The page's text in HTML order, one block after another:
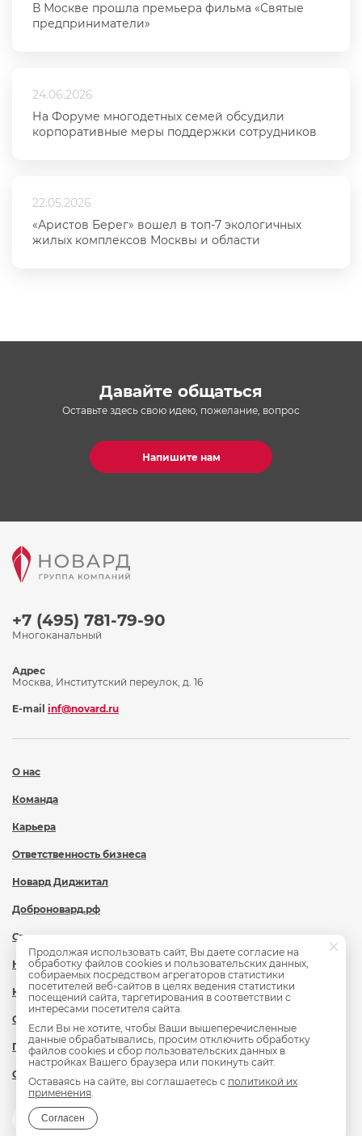
В Москве прошла премьера фильма «Святые
предприниматели»
24.06.2026
На Форуме многодетных семей обсудили
корпоративные меры поддержки сотрудников
22.05.2026
«Аристов Берег» вошел в топ-7 экологичных
жилых комплексов Москвы и области
Давайте общаться
Оставьте здесь свою идею, пожелание, вопрос
Напишите нам
+7 (495) 781-79-90
Многоканальный
О нас
Команда
Карьера
Ответственность бизнеса
Новард Диджитал
Доброновард.рф
Статьи
Новости
Контакты
Охрана труда
Политика обработки персональных данных
Сведения об образовательной организации
Адрес
Москва, Институтский переулок, д. 16
E-mail inf@novard.ru
Продолжая использовать сайт, Вы даете согласие на
обработку файлов cookies и пользовательских данных,
собираемых посредством агрегаторов статистики
посетителей веб-сайтов в целях ведения статистики
посещений сайта, таргетирования в соответствии с
интересами посетителя сайта.
Если Вы не хотите, чтобы Ваши вышеперечисленные
данные обрабатывались, просим отключить обработку
файлов cookies и сбор пользовательских данных в
настройках Вашего браузера или покинуть сайт.
Оставаясь на сайте, вы соглашаетесь с политикой их
применения.
Согласен